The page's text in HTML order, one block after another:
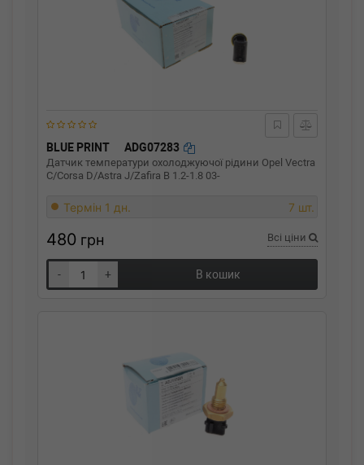
BLUE PRINT ADG07283
Датчик температури охолоджуючої рідини Opel Vectra
C/Corsa D/Astra J/Zafira B 1.2-1.8 03-
Термін 1 дн. 7 шт.
480 грн Всі ціни
- + В кошик